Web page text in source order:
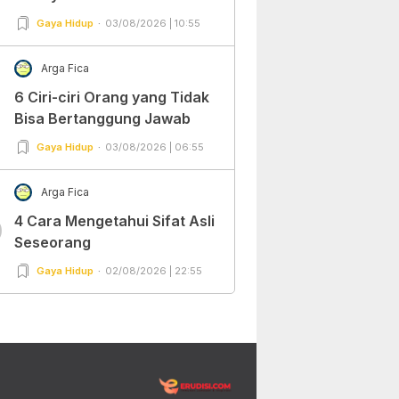
Gaya Hidup 03/08/2026 | 10:55
Arga Fica
6 Ciri-ciri Orang yang Tidak
Bisa Bertanggung Jawab
Gaya Hidup 03/08/2026 | 06:55
Arga Fica
4 Cara Mengetahui Sifat Asli
Seseorang
Gaya Hidup 02/08/2026 | 22:55